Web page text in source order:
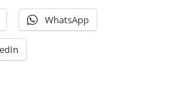
WhatsApp